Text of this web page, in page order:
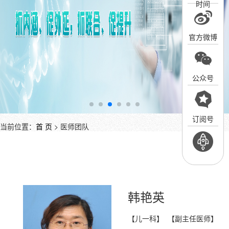
时间
官方微博
公众号
订阅号
当前位置： 首 页 > 医师团队
韩艳英
【儿一科】 【副主任医师】